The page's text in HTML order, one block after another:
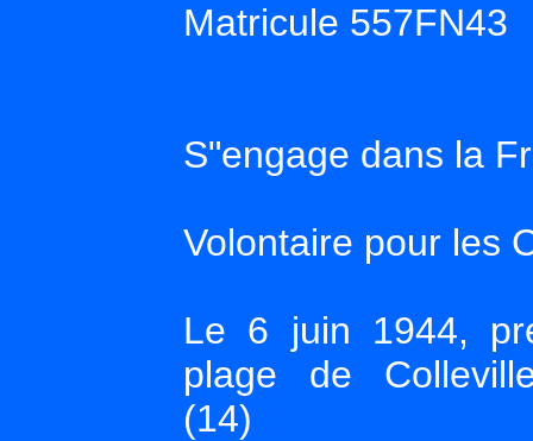
Matricule 557FN43
S"engage dans la
Volontaire pour les
Le 6 juin 1944,
plage de
(14)